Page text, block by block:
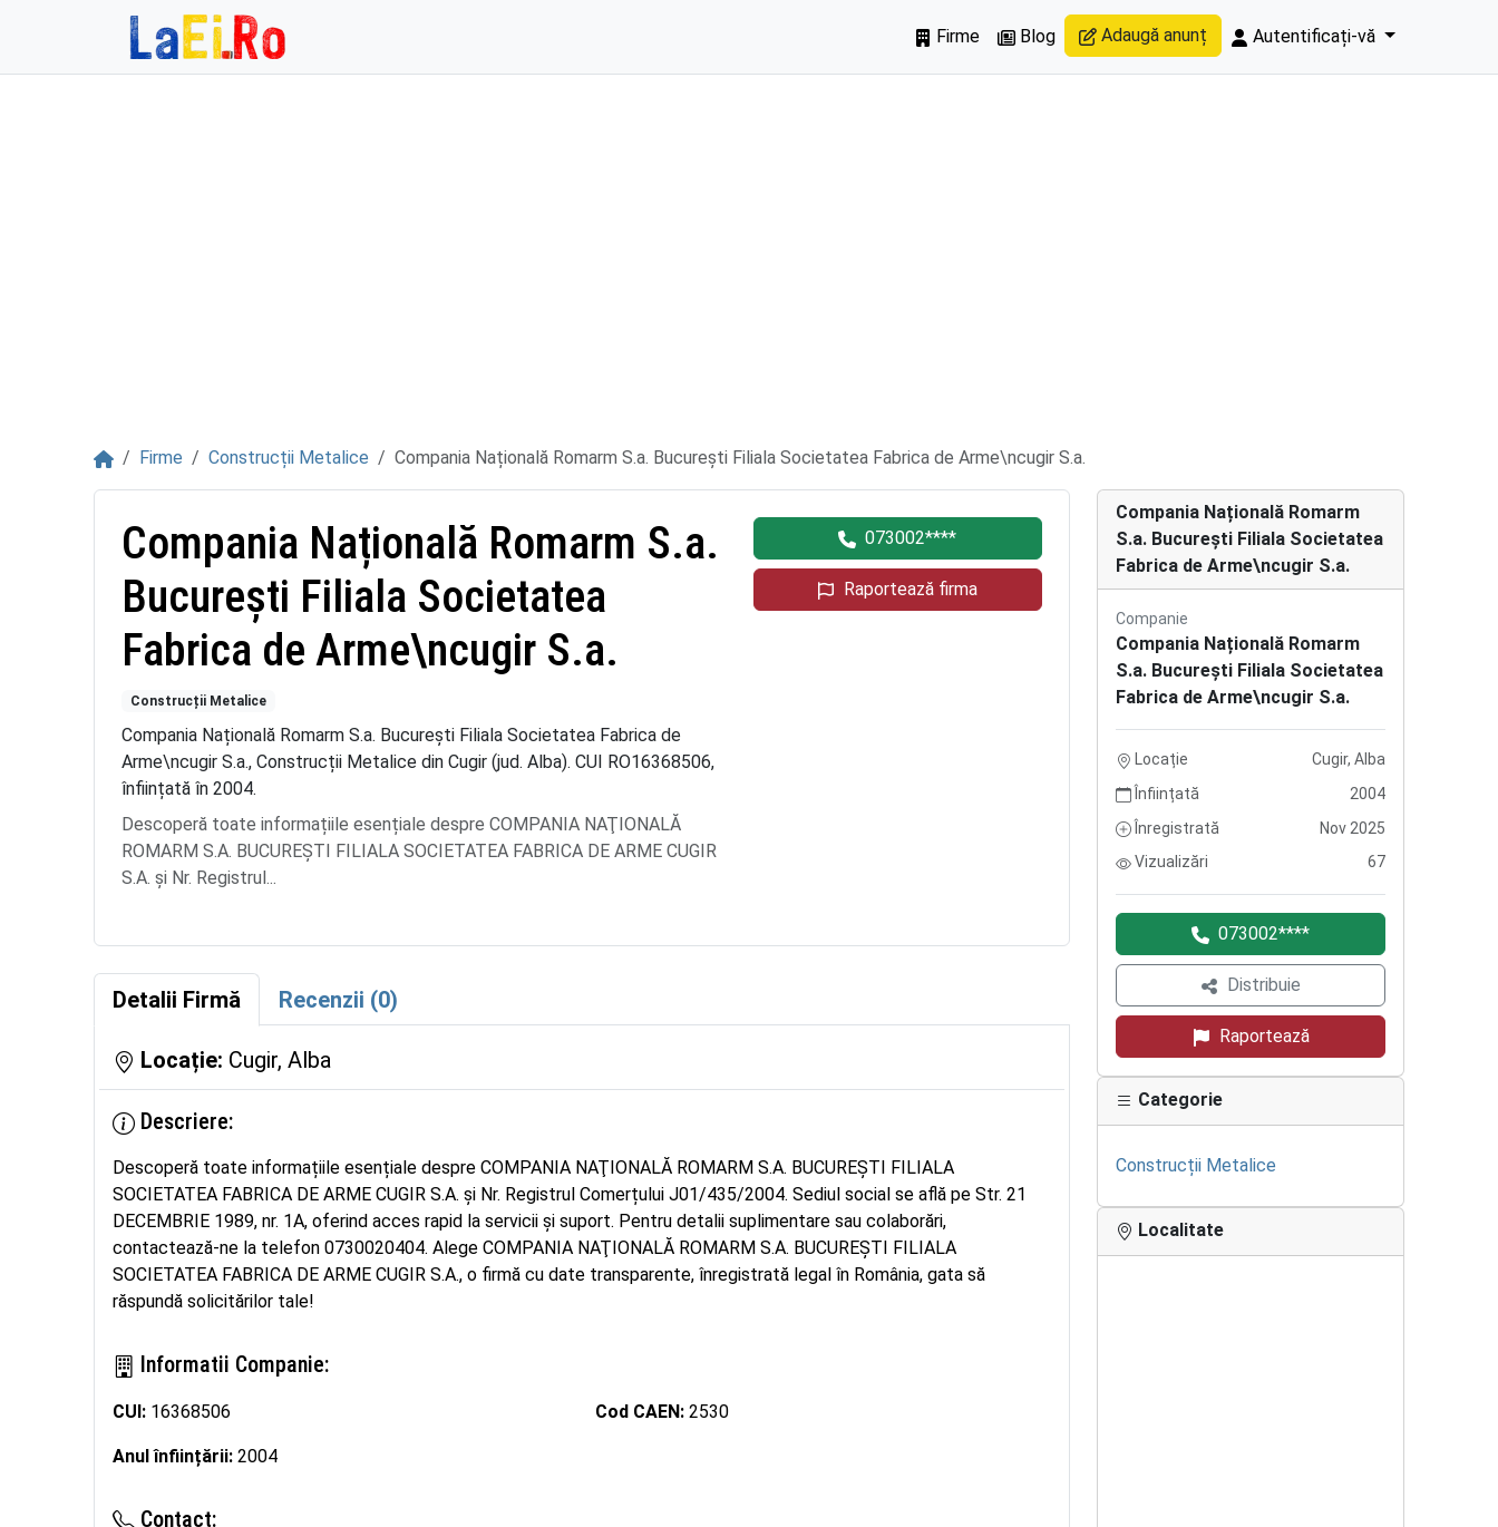
Firme
Blog Adaugă anunț Autentificați-vă
AcasăFirme Construcții Metalice Compania Națională Romarm S.a. București Filiala Societatea Fabrica de Arme\ncugir S.a.
Compania Națională Romarm S.a.
București Filiala Societatea
Fabrica de Arme\ncugir S.a.
Construcții Metalice
Compania Națională Romarm S.a. București Filiala Societatea Fabrica de
Arme\ncugir S.a., Construcții Metalice din Cugir (jud. Alba). CUI RO16368506,
înființată în 2004.
Descoperă toate informațiile esențiale despre COMPANIA NAŢIONALĂ
ROMARM S.A. BUCUREŞTI FILIALA SOCIETATEA FABRICA DE ARME CUGIR
S.A. și Nr. Registrul...
073002****
Raportează firma
Detalii Firmă Recenzii (0)
Locație: Cugir, Alba
Descriere:
Descoperă toate informațiile esențiale despre COMPANIA NAŢIONALĂ ROMARM S.A. BUCUREŞTI FILIALA
SOCIETATEA FABRICA DE ARME CUGIR S.A. și Nr. Registrul Comerțului J01/435/2004. Sediul social se află pe Str. 21
DECEMBRIE 1989, nr. 1A, oferind acces rapid la servicii și suport. Pentru detalii suplimentare sau colaborări,
contactează-ne la telefon 0730020404. Alege COMPANIA NAŢIONALĂ ROMARM S.A. BUCUREŞTI FILIALA
SOCIETATEA FABRICA DE ARME CUGIR S.A., o firmă cu date transparente, înregistrată legal în România, gata să
răspundă solicitărilor tale!
Informatii Companie:
CUI: 16368506 Cod CAEN: 2530
Anul înființării: 2004
Contact:
Compania Națională Romarm
S.a. București Filiala Societatea
Fabrica de Arme\ncugir S.a.
Companie
Compania Națională Romarm
S.a. București Filiala Societatea
Fabrica de Arme\ncugir S.a.
Locație
Cugir, Alba
Înființată
2004
Înregistrată
Nov 2025
Vizualizări
67
073002****
Distribuie
Raportează
Categorie
Construcții Metalice
Localitate